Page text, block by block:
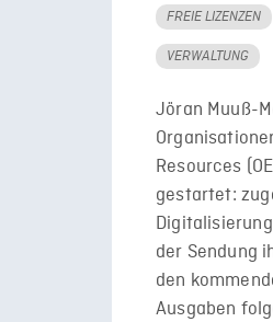
FREIE LIZENZEN
VERWALTUNG
Jöran Muuß-
Resources
gestartet:
der Sendung
den
Ausgaben